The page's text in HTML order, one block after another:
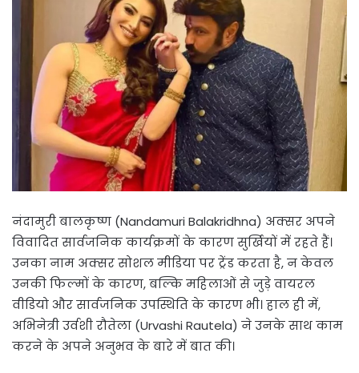
नंदामुरी बालकृष्ण (Nandamuri Balakridhna) अक्सर अपने
विवादित सार्वजनिक कार्यक्रमों के कारण सुर्खियों में रहते हैं।
उनका नाम अक्सर सोशल मीडिया पर ट्रेंड करता है, न केवल
उनकी फिल्मों के कारण, बल्कि महिलाओं से जुड़े वायरल
वीडियो और सार्वजनिक उपस्थिति के कारण भी। हाल ही में,
अभिनेत्री उर्वशी रौतेला (Urvashi Rautela) ने उनके साथ काम
करने के अपने अनुभव के बारे में बात की।